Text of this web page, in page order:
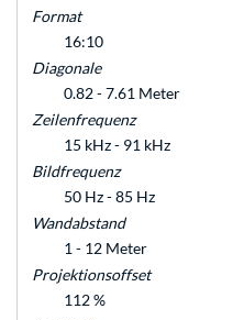
Format
16:10
Diagonale
0.82 - 7.61 Meter
Zeilenfrequenz
15 kHz - 91 kHz
Bildfrequenz
50 Hz - 85 Hz
Wandabstand
1 - 12 Meter
Projektionsoffset
112 %